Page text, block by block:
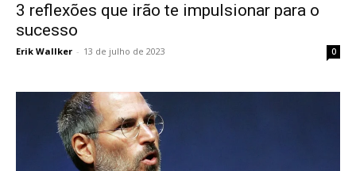
3 reflexões que irão te impulsionar para o
sucesso
Erik Wallker - 13 de julho de 2023 0